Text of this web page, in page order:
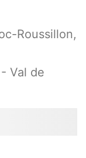
Roussillon,
Val de